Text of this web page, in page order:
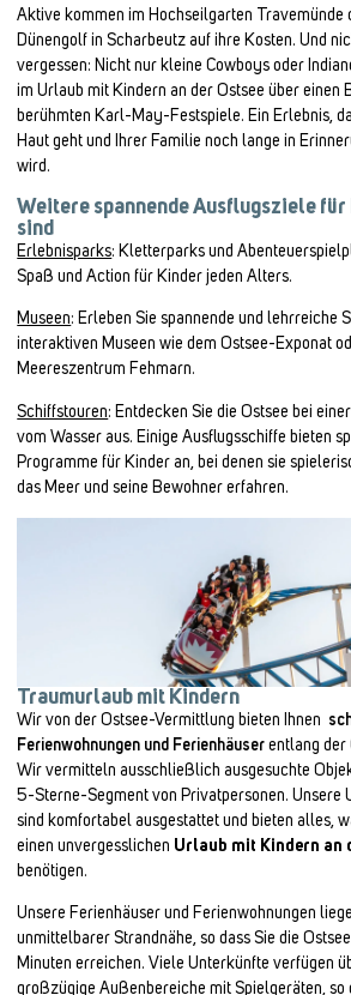
Aktive kommen im Hochseilgarten Travemünde
Dünengolf in Scharbeutz auf ihre Kosten. Und
vergessen: Nicht nur kleine Cowboys oder
im Urlaub mit Kindern an der Ostsee über einen
berühmten Karl-May-Festspiele. Ein Erlebnis,
Haut geht und Ihrer Familie noch lange in
wird.
Weitere spannende Ausflugsziele
sind
Erlebnisparks: Kletterparks und
Spaß und Action für Kinder jeden Alters.
Museen: Erleben Sie spannende und lehrreiche
interaktiven Museen wie dem Ostsee-Exponat
Meereszentrum Fehmarn.
Schiffstouren: Entdecken Sie die Ostsee bei
vom Wasser aus. Einige Ausflugsschiffe bieten
Programme für Kinder an, bei denen sie
das Meer und seine Bewohner erfahren.
Traumurlaub mit Kindern
Wir von der Ostsee-Vermittlung bieten Ihnen
Ferienwohnungen und Ferienhäuser entlang der
Wir vermitteln ausschließlich ausgesuchte
5-Sterne-Segment von Privatpersonen. Unsere
sind komfortabel ausgestattet und bieten alles,
einen unvergesslichen Urlaub mit Kindern an
benötigen.
Unsere Ferienhäuser und Ferienwohnungen
unmittelbarer Strandnähe, so dass Sie die
Minuten erreichen. Viele Unterkünfte verfügen
großzügige Außenbereiche mit Spielgeräten, so